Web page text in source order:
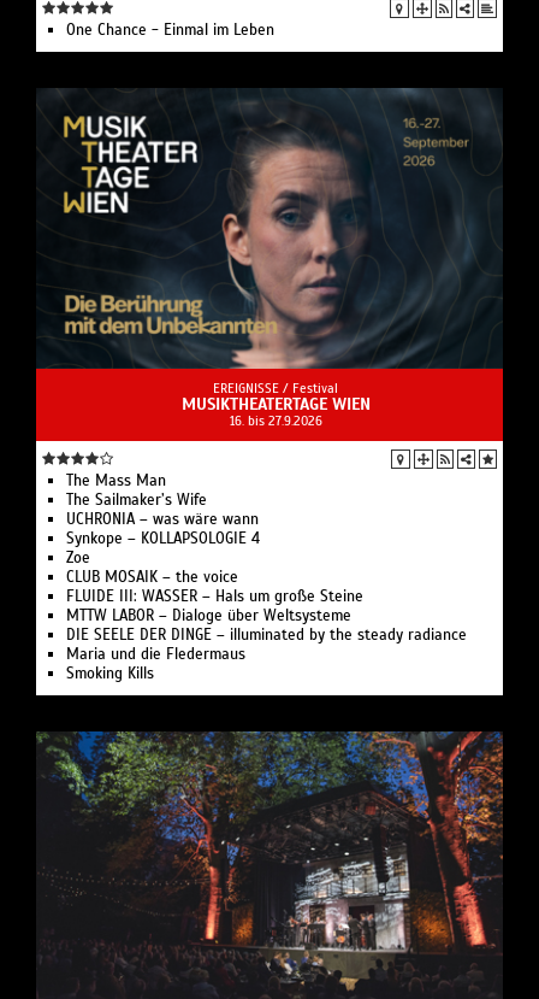
One Chance - Einmal im Leben
EREIGNISSE / Festival
MUSIKTHEATERTAGE WIEN
16. bis 27.9.2026
The Mass Man
The Sailmaker’s Wife
UCHRONIA – was wäre wann
Synkope – KOLLAPSOLOGIE 4
Zoe
CLUB MOSAIK – the voice
FLUIDE III: WASSER – Hals um große Steine
MTTW LABOR – Dialoge über Weltsysteme
DIE SEELE DER DINGE – illuminated by the steady radiance
Maria und die Fledermaus
Smoking Kills